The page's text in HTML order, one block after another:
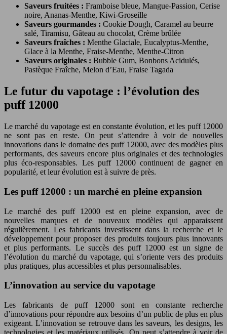
Saveurs fruitées : Framboise bleue, Mangue-Passion, Cerise
noire, Ananas-Menthe, Kiwi-Groseille
Saveurs gourmandes : Cookie Dough, Caramel au beurre
salé, Tiramisu, Gâteau au chocolat, Crème brûlée
Saveurs fraîches : Menthe Glaciale, Eucalyptus-Menthe,
Glace à la Menthe, Fraise-Menthe, Menthe-Citron
Saveurs originales : Bubble Gum, Bonbons Acidulés,
Pastèque Fraîche, Melon d’Eau, Fraise Tagada
Le futur du vapotage : l’évolution des
puff 12000
Le marché du vapotage est en constante évolution, et les puff 12000
ne sont pas en reste. On peut s’attendre à voir de nouvelles
innovations dans le domaine des puff 12000, avec des modèles plus
performants, des saveurs encore plus originales et des technologies
plus éco-responsables. Les puff 12000 continuent de gagner en
popularité, et leur évolution est à suivre de près.
Les puff 12000 : un marché en pleine expansion
Le marché des puff 12000 est en pleine expansion, avec de
nouvelles marques et de nouveaux modèles qui apparaissent
régulièrement. Les fabricants investissent dans la recherche et le
développement pour proposer des produits toujours plus innovants
et plus performants. Le succès des puff 12000 est un signe de
l’évolution du marché du vapotage, qui s’oriente vers des produits
plus pratiques, plus accessibles et plus personnalisables.
L’innovation au service du vapotage
Les fabricants de puff 12000 sont en constante recherche
d’innovations pour répondre aux besoins d’un public de plus en plus
exigeant. L’innovation se retrouve dans les saveurs, les designs, les
technologies et les matériaux utilisés. On peut s’attendre à voir de